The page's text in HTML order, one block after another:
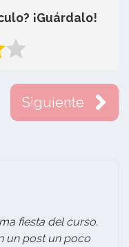
¡Guárdalo!
Siguiente
fiesta del curso.
un post un poco